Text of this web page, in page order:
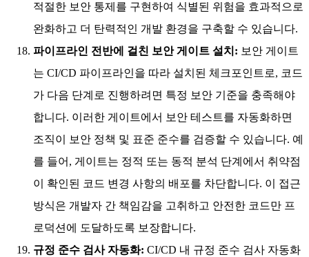
적절한 보안 통제를 구현하여 식별된 위험을 효과적으로
완화하고 더 탄력적인 개발 환경을 구축할 수 있습니다.
파이프라인 전반에 걸친 보안 게이트 설치: 보안 게이트
는 CI/CD 파이프라인을 따라 설치된 체크포인트로, 코드
가 다음 단계로 진행하려면 특정 보안 기준을 충족해야
합니다. 이러한 게이트에서 보안 테스트를 자동화하면
조직이 보안 정책 및 표준 준수를 검증할 수 있습니다. 예
를 들어, 게이트는 정적 또는 동적 분석 단계에서 취약점
이 확인된 코드 변경 사항의 배포를 차단합니다. 이 접근
방식은 개발자 간 책임감을 고취하고 안전한 코드만 프
로덕션에 도달하도록 보장합니다.
규정 준수 검사 자동화: CI/CD 내 규정 준수 검사 자동화